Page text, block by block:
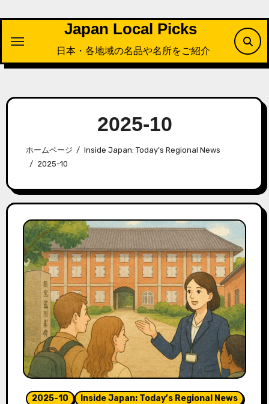
プ
Japan Local Picks
日本・各地域の名品や名所をご紹介
2025-10
ホームページ
Inside Japan: Today’s Regional News
2025-10
2025-10
Inside Japan: Today’s Regional News